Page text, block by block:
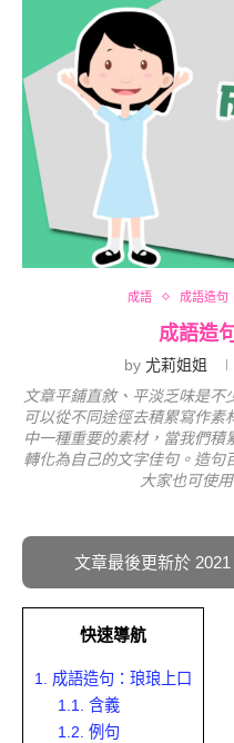
成語 成語造句
成語造
by 尤莉姐姐
文章平鋪直敘、平淡乏味是
可以從不同途徑去積累寫作素
中一種重要的素材，當我們積
轉化為自己的文字佳句。造句
大家也可使
文章最後更新於
快速導航
1.
成語造句：琅琅上口
1.1.
含義
1.2. 例句